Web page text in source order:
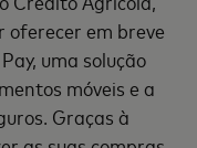
oferecer em breve
uma solução
móveis e a
Graças à